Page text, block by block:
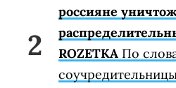
россияне
ROZETKA По